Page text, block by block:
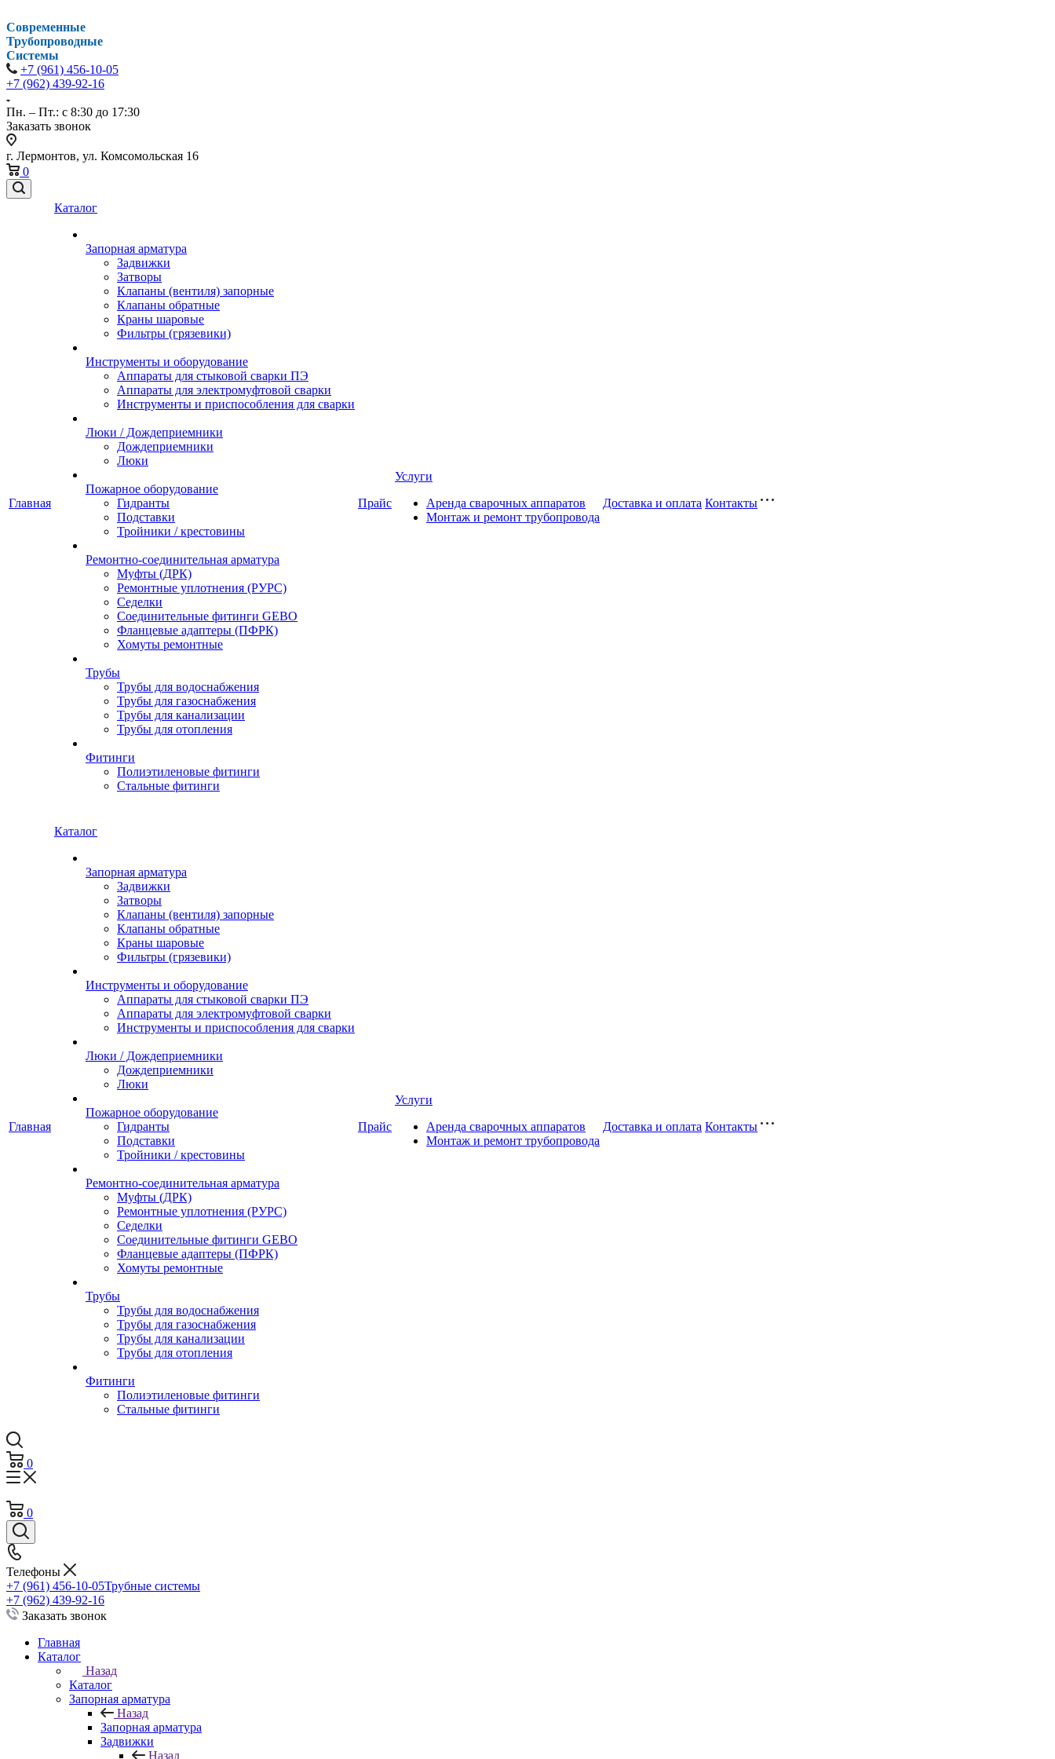
Современные
Трубопроводные
Системы
+7 (961) 456-10-05
+7 (962) 439-92-16
Пн. – Пт.: с 8:30 до 17:30
Заказать звонок
г. Лермонтов, ул. Комсомольская 16
0
Главная
Каталог
Запорная арматура
Задвижки
Затворы
Клапаны (вентиля) запорные
Клапаны обратные
Краны шаровые
Фильтры (грязевики)
Инструменты и оборудование
Аппараты для стыковой сварки ПЭ
Аппараты для электромуфтовой сварки
Инструменты и приспособления для сварки
Люки / Дождеприемники
Дождеприемники
Люки
Пожарное оборудование
Гидранты
Подставки
Тройники / крестовины
Ремонтно-соединительная арматура
Муфты (ДРК)
Ремонтные уплотнения (РУРС)
Седелки
Соединительные фитинги GEBO
Фланцевые адаптеры (ПФРК)
Хомуты ремонтные
Трубы
Трубы для водоснабжения
Трубы для газоснабжения
Трубы для канализации
Трубы для отопления
Фитинги
Полиэтиленовые фитинги
Стальные фитинги
Прайс
Услуги
Аренда сварочных аппаратов
Монтаж и ремонт трубопровода
Доставка и оплата Контакты
Главная
Каталог
Запорная арматура
Задвижки
Затворы
Клапаны (вентиля) запорные
Клапаны обратные
Краны шаровые
Фильтры (грязевики)
Инструменты и оборудование
Аппараты для стыковой сварки ПЭ
Аппараты для электромуфтовой сварки
Инструменты и приспособления для сварки
Люки / Дождеприемники
Дождеприемники
Люки
Пожарное оборудование
Гидранты
Подставки
Тройники / крестовины
Ремонтно-соединительная арматура
Муфты (ДРК)
Ремонтные уплотнения (РУРС)
Седелки
Соединительные фитинги GEBO
Фланцевые адаптеры (ПФРК)
Хомуты ремонтные
Трубы
Трубы для водоснабжения
Трубы для газоснабжения
Трубы для канализации
Трубы для отопления
Фитинги
Полиэтиленовые фитинги
Стальные фитинги
Прайс
Услуги
Аренда сварочных аппаратов
Монтаж и ремонт трубопровода
Доставка и оплата Контакты
0
0
Телефоны
+7 (961) 456-10-05Трубные системы
+7 (962) 439-92-16
Заказать звонок
Главная
Каталог
Назад
Каталог
Запорная арматура
Назад
Запорная арматура
Задвижки
Назад